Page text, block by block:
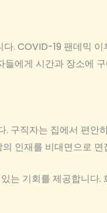
. COVID-19 팬데믹
에게 시간과 장소에
구직자는 집에서 편안
인재를 비대면으로
는 기회를 제공합니다